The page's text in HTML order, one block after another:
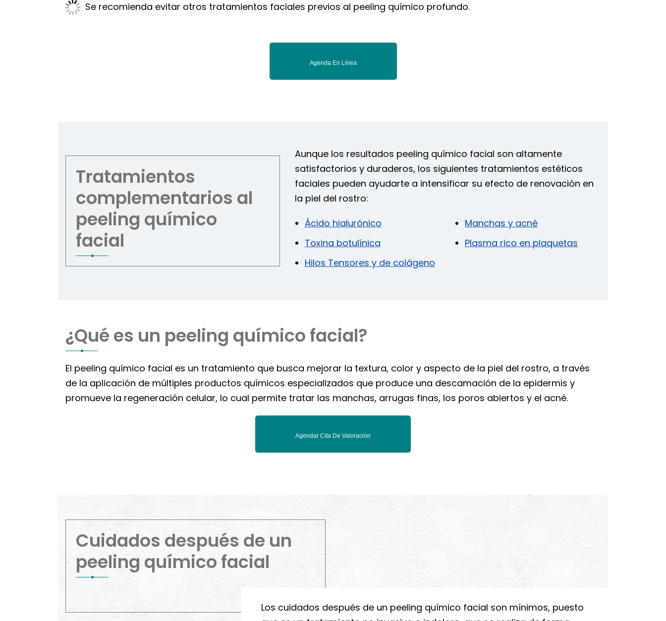
Se recomienda evitar otros tratamientos faciales previos al peeling químico profundo.
Agenda En Línea
Tratamientos
complementarios al
peeling químico
facial
Aunque los resultados peeling químico facial son altamente
satisfactorios y duraderos, los siguientes tratamientos estéticos
faciales pueden ayudarte a intensificar su efecto de renovación en
la piel del rostro:
Ácido hialurónico
Toxina botulínica
Hilos Tensores y de colágeno
Manchas y acné
Plasma rico en plaquetas
¿Qué es un peeling químico facial?
El peeling químico facial es un tratamiento que busca mejorar la textura, color y aspecto de la piel del rostro, a través
de la aplicación de múltiples productos químicos especializados que produce una descamación de la epidermis y
promueve la regeneración celular, lo cual permite tratar las manchas, arrugas finas, los poros abiertos y el acné.
Agendar Cita De Valoración
Cuidados después de un
peeling químico facial
Los cuidados después de un peeling químico facial son mínimos, puesto